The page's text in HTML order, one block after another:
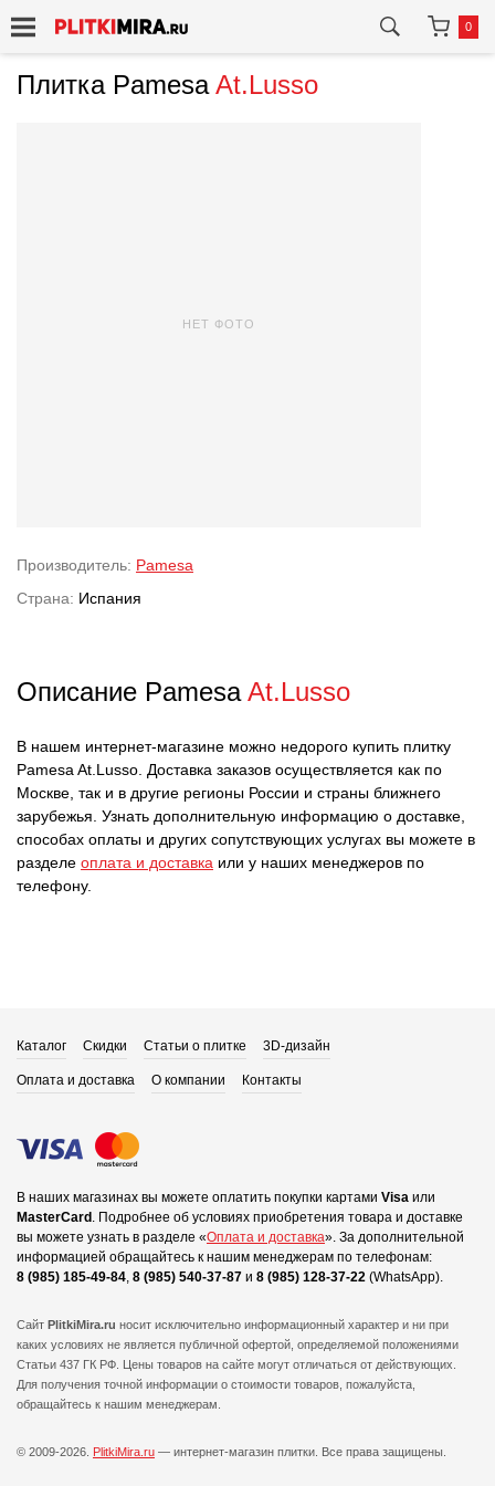
0
Плитка PamesaAt.Lusso
НЕТ ФОТО
Производитель: Pamesa
Страна: Испания
Описание PamesaAt.Lusso
В нашем интернет-магазине можно недорого купить плитку
Pamesa At.Lusso. Доставка заказов осуществляется как по
Москве, так и в другие регионы России и страны ближнего
зарубежья. Узнать дополнительную информацию о доставке,
способах оплаты и других сопутствующих услугах вы можете в
разделе оплата и доставка или у наших менеджеров по
телефону.
Каталог Скидки Статьи о плитке 3D-дизайн
Оплата и доставка О компании Контакты
В наших магазинах вы можете оплатить покупки картами Visa или
MasterCard . Подробнее об условиях приобретения товара и доставке
вы можете узнать в разделе «Оплата и доставка». За дополнительной
информацией обращайтесь к нашим менеджерам по телефонам:
8 (985) 185-49-84, 8 (985) 540-37-87 и 8 (985) 128-37-22 (WhatsApp).
Сайт PlitkiMira.ru носит исключительно информационный характер и ни при
каких условиях не является публичной офертой, определяемой положениями
Статьи 437 ГК РФ. Цены товаров на сайте могут отличаться от действующих.
Для получения точной информации о стоимости товаров, пожалуйста,
обращайтесь к нашим менеджерам.
© 2009-2026. PlitkiMira.ru — интернет-магазин плитки. Все права защищены.